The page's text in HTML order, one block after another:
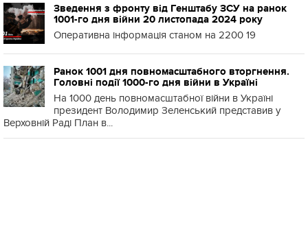
Зведення з фронту від Генштабу ЗСУ на ранок
1001-го дня війни 20 листопада 2024 року
Оперативна інформація станом на 2200 19
Ранок 1001 дня повномасштабного вторгнення.
Головні події 1000-го дня війни в Україні
На 1000 день повномасштабної війни в Україні
президент Володимир Зеленський представив у
Верховній Раді План в...